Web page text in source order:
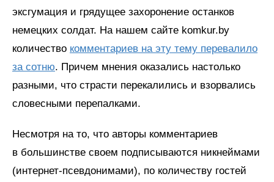
эксгумация и грядущее захоронение останков
немецких солдат. На нашем сайте komkur.by
количество комментариев на эту тему перевалило
за сотню. Причем мнения оказались настолько
разными, что страсти перекалились и взорвались
словесными перепалками.
Несмотря на то, что авторы комментариев
в большинстве своем подписываются никнеймами
(интернет-псевдонимами), по количеству гостей